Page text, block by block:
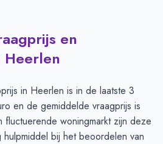
en
Heerlen
in Heerlen is in de laatste 3
en de gemiddelde vraagprijs is
fluctuerende woningmarkt zijn deze
bij het beoordelen van